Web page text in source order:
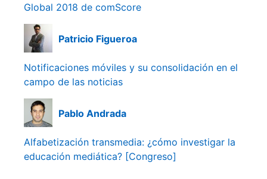
Global 2018 de comScore
Patricio Figueroa
Notificaciones móviles y su consolidación en el
campo de las noticias
Pablo Andrada
Alfabetización transmedia: ¿cómo investigar la
educación mediática? [Congreso]